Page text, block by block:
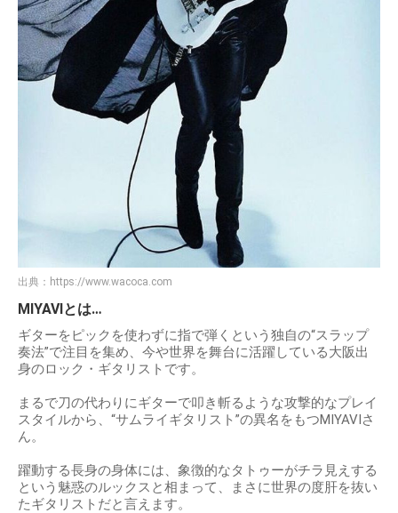
出典： https://www.wacoca.com
MIYAVIとは…
ギターをピックを使わずに指で弾くという独自の“スラップ
奏法”で注目を集め、今や世界を舞台に活躍している大阪出
身のロック・ギタリストです。
まるで刀の代わりにギターで叩き斬るような攻撃的なプレイ
スタイルから、“サムライギタリスト”の異名をもつMIYAVIさ
ん。
躍動する長身の身体には、象徴的なタトゥーがチラ見えする
という魅惑のルックスと相まって、まさに世界の度肝を抜い
たギタリストだと言えます。